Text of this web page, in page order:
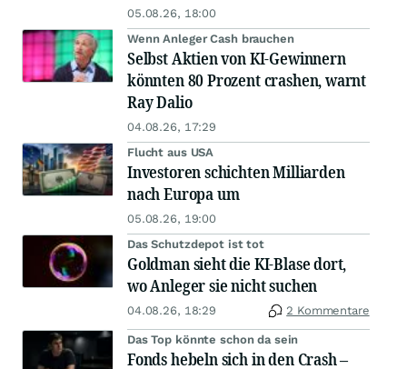
05.08.26, 18:00
Wenn Anleger Cash brauchen
Selbst Aktien von KI-Gewinnern
könnten 80 Prozent crashen, warnt
Ray Dalio
04.08.26, 17:29
Flucht aus USA
Investoren schichten Milliarden
nach Europa um
05.08.26, 19:00
Das Schutzdepot ist tot
Goldman sieht die KI-Blase dort,
wo Anleger sie nicht suchen
04.08.26, 18:29 2 Kommentare
Das Top könnte schon da sein
Fonds hebeln sich in den Crash –